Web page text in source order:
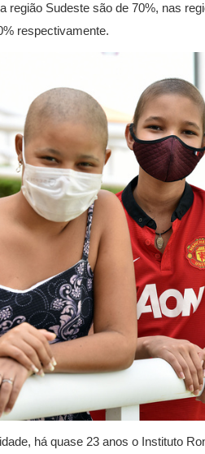
região Sudeste são de 70%, nas
respectivamente.
há quase 23 anos o Instituto